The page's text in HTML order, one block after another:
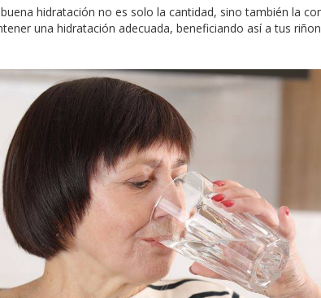
hidratación no es solo la cantidad, sino también la
una hidratación adecuada, beneficiando así a tus